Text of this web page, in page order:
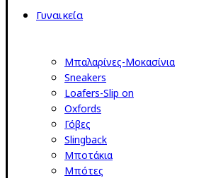
Γυναικεία
Μπαλαρίνες-Μοκασίνια
Sneakers
Loafers-Slip on
Oxfords
Γόβες
Slingback
Μποτάκια
Μπότες